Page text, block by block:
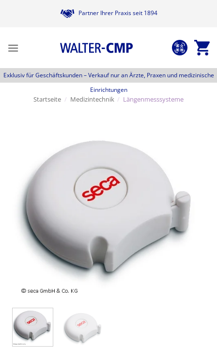
Partner Ihrer Praxis seit 1894
Exklusiv für Geschäftskunden –Verkauf nur an Ärzte, Praxen und medizinische
Einrichtungen
Startseite / Medizintechnik / Längenmesssysteme